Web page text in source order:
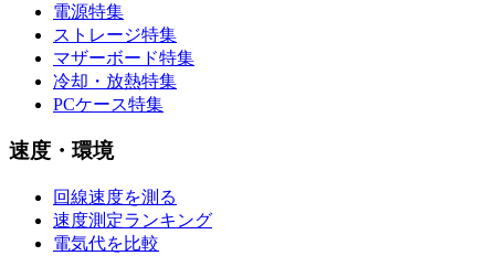
電源特集
ストレージ特集
マザーボード特集
冷却・放熱特集
PCケース特集
速度・環境
回線速度を測る
速度測定ランキング
電気代を比較